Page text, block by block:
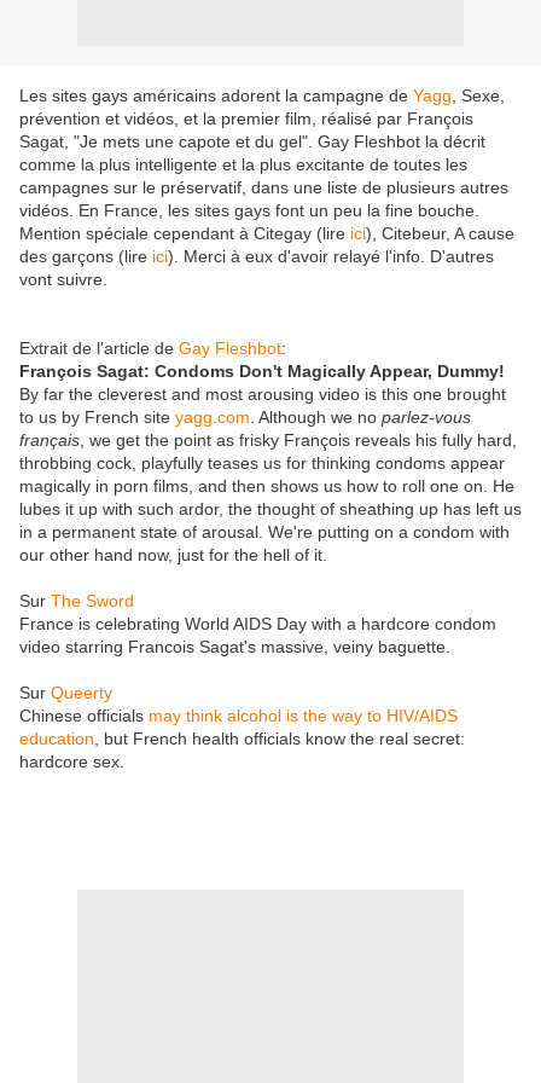
Les sites gays américains adorent la campagne de Yagg , Sexe,
prévention et vidéos, et la premier film, réalisé par François
Sagat, "Je mets une capote et du gel". Gay Fleshbot la décrit
comme la plus intelligente et la plus excitante de toutes les
campagnes sur le préservatif, dans une liste de plusieurs autres
vidéos. En France, les sites gays font un peu la fine bouche.
Mention spéciale cependant à Citegay (lire ici), Citebeur, A cause
des garçons (lire ici). Merci à eux d'avoir relayé l'info. D'autres
vont suivre.
Extrait de l'article de Gay Fleshbot:
François Sagat: Condoms Don't Magically Appear, Dummy!
By far the cleverest and most arousing video is this one brought
to us by French site yagg.com . Although we no parlez-vous
français , we get the point as frisky François reveals his fully hard,
throbbing cock, playfully teases us for thinking condoms appear
magically in porn films, and then shows us how to roll one on. He
lubes it up with such ardor, the thought of sheathing up has left us
in a permanent state of arousal. We're putting on a condom with
our other hand now, just for the hell of it.
Sur The Sword
France is celebrating World AIDS Day with a hardcore condom
video starring Francois Sagat's massive, veiny baguette.
Sur Queerty
Chinese officials may think alcohol is the way to HIV/AIDS
education , but French health officials know the real secret:
hardcore sex.